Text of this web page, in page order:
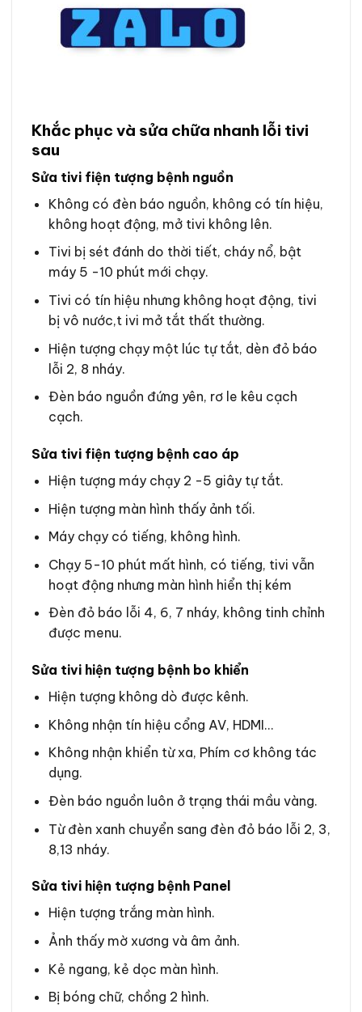
Khắc phục và sửa chữa nhanh lỗi tivi
sau
Sửa tivi fiện tượng bệnh nguồn
Không có đèn báo nguồn, không có tín hiệu,
không hoạt động, mở tivi không lên.
Tivi bị sét đánh do thời tiết, cháy nổ, bật
máy 5 -10 phút mới chạy.
Tivi có tín hiệu nhưng không hoạt động, tivi
bị vô nước,t ivi mở tắt thất thường.
Hiện tượng chạy một lúc tự tắt, dèn đỏ báo
lỗi 2, 8 nháy.
Đèn báo nguồn đứng yên, rơ le kêu cạch
cạch.
Sửa tivi fiện tượng bệnh cao áp
Hiện tượng máy chạy 2 -5 giây tự tắt.
Hiện tượng màn hình thấy ảnh tối.
Máy chạy có tiếng, không hình.
Chạy 5-10 phút mất hình, có tiếng, tivi vẫn
hoạt động nhưng màn hình hiển thị kém
Đèn đỏ báo lỗi 4, 6, 7 nháy, không tinh chỉnh
được menu.
Sửa tivi hiện tượng bệnh bo khiển
Hiện tượng không dò được kênh.
Không nhận tín hiệu cổng AV, HDMI…
Không nhận khiển từ xa, Phím cơ không tác
dụng.
Đèn báo nguồn luôn ở trạng thái mầu vàng.
Từ đèn xanh chuyển sang đèn đỏ báo lỗi 2, 3,
8,13 nháy.
Sửa tivi hiện tượng bệnh Panel
Hiện tượng trắng màn hình.
Ảnh thấy mờ xương và âm ảnh.
Kẻ ngang, kẻ dọc màn hình.
Bị bóng chữ, chồng 2 hình.